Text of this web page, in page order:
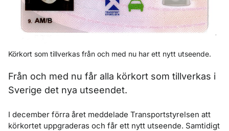
Körkort som tillverkas från och med nu har ett nytt utseende.
Från och med nu får alla körkort som tillverkas i
Sverige det nya utseendet.
I december förra året meddelade Transportstyrelsen att
körkortet uppgraderas och får ett nytt utseende. Samtidigt